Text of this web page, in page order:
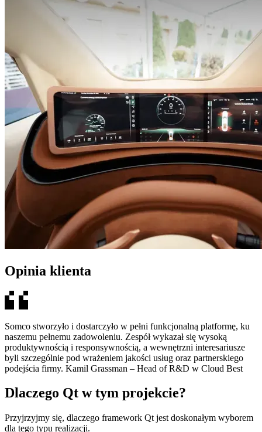
Opinia klienta
Somco stworzyło i dostarczyło w pełni funkcjonalną platformę, ku
naszemu pełnemu zadowoleniu. Zespół wykazał się wysoką
produktywnością i responsywnością, a wewnętrzni interesariusze
byli szczególnie pod wrażeniem jakości usług oraz partnerskiego
podejścia firmy. Kamil Grassman – Head of R&D w Cloud Best
Dlaczego Qt w tym projekcie?
Przyjrzyjmy się, dlaczego framework Qt jest doskonałym wyborem
dla tego typu realizacji.